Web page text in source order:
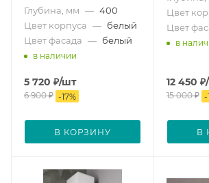
Глубина, мм — 400
Цвет корпуса — белый
Цвет фасада — белый
в наличии
5 720 ₽/шт
6 900₽ -17%
В КОРЗИНУ
Цвет
Цвет
в
12 450 ₽
15 000₽ -
В